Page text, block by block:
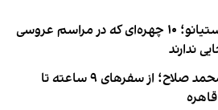
لیست ممنوعه کریستیانو؛ ۱۰ چهره‌ای که در مراسم عروسی
ندارند
روایت فداکاری‌های محمد صلاح؛ از سفرهای ۹ ساعته تا